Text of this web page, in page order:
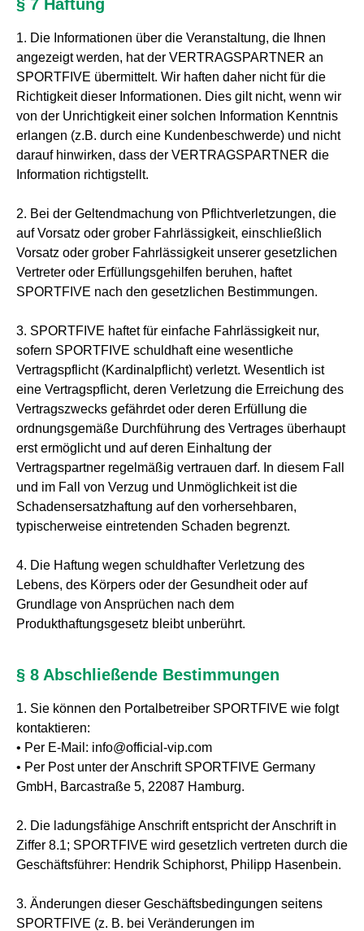
§ 7 Haftung
1. Die Informationen über die Veranstaltung, die Ihnen
angezeigt werden, hat der VERTRAGSPARTNER an
SPORTFIVE übermittelt. Wir haften daher nicht für die
Richtigkeit dieser Informationen. Dies gilt nicht, wenn wir
von der Unrichtigkeit einer solchen Information Kenntnis
erlangen (z.B. durch eine Kundenbeschwerde) und nicht
darauf hinwirken, dass der VERTRAGSPARTNER die
Information richtigstellt.
2. Bei der Geltendmachung von Pflichtverletzungen, die
auf Vorsatz oder grober Fahrlässigkeit, einschließlich
Vorsatz oder grober Fahrlässigkeit unserer gesetzlichen
Vertreter oder Erfüllungsgehilfen beruhen, haftet
SPORTFIVE nach den gesetzlichen Bestimmungen.
3. SPORTFIVE haftet für einfache Fahrlässigkeit nur,
sofern SPORTFIVE schuldhaft eine wesentliche
Vertragspflicht (Kardinalpflicht) verletzt. Wesentlich ist
eine Vertragspflicht, deren Verletzung die Erreichung des
Vertragszwecks gefährdet oder deren Erfüllung die
ordnungsgemäße Durchführung des Vertrages überhaupt
erst ermöglicht und auf deren Einhaltung der
Vertragspartner regelmäßig vertrauen darf. In diesem Fall
und im Fall von Verzug und Unmöglichkeit ist die
Schadensersatzhaftung auf den vorhersehbaren,
typischerweise eintretenden Schaden begrenzt.
4. Die Haftung wegen schuldhafter Verletzung des
Lebens, des Körpers oder der Gesundheit oder auf
Grundlage von Ansprüchen nach dem
Produkthaftungsgesetz bleibt unberührt.
§ 8 Abschließende Bestimmungen
1. Sie können den Portalbetreiber SPORTFIVE wie folgt
kontaktieren:
• Per E-Mail: info@official-vip.com
• Per Post unter der Anschrift SPORTFIVE Germany
GmbH, Barcastraße 5, 22087 Hamburg.
2. Die ladungsfähige Anschrift entspricht der Anschrift in
Ziffer 8.1; SPORTFIVE wird gesetzlich vertreten durch die
Geschäftsführer: Hendrik Schiphorst, Philipp Hasenbein.
3. Änderungen dieser Geschäftsbedingungen seitens
SPORTFIVE (z. B. bei Veränderungen im